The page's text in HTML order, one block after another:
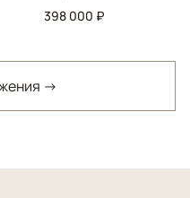
398 000 ₽
→